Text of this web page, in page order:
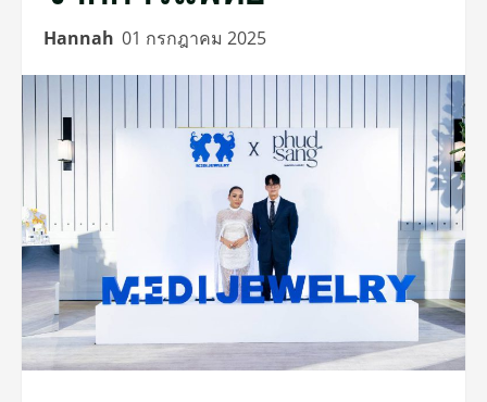
Hannah 01 กรกฎาคม 2025